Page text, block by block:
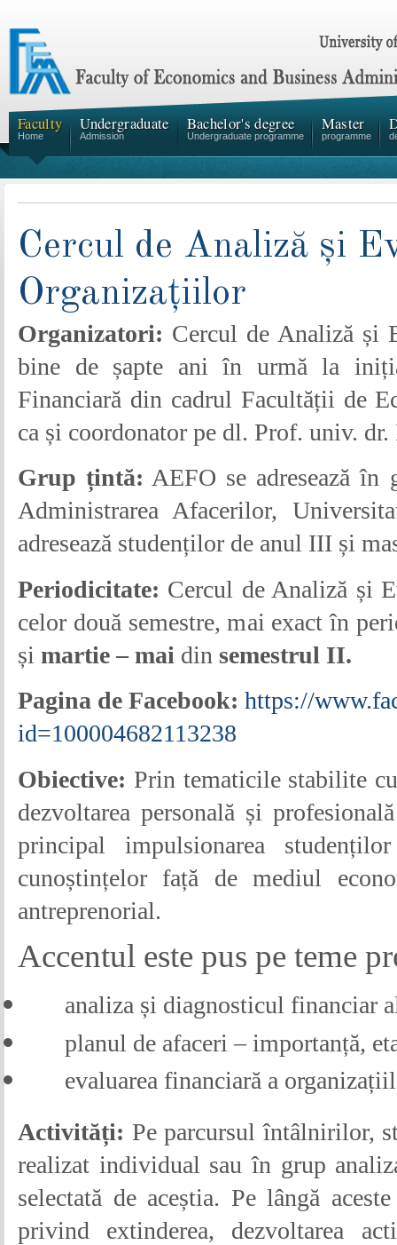
Faculty
Home
Undergraduate
Admission
Bachelor's degree
Undergraduate programme
Master
programme
Cercul de Analiză și
Organizațiilor
Organizatori: Cercul de Analiză și
bine de șapte ani în urmă la
Financiară din cadrul Facultății de
ca și coordonator pe dl. Prof. univ.
Grup țintă: AEFO se adresează în
Administrarea Afacerilor,
adresează studenților de anul III și
Periodicitate: Cercul de Analiză și
celor două semestre, mai exact în
și martie – mai din semestrul II.
Pagina de Facebook: https://
id=100004682113238
Obiective: Prin tematicile stabilite
dezvoltarea personală și
principal impulsionarea
cunoștințelor față de mediul
antreprenorial.
Accentul este pus pe teme
analiza și diagnosticul financiar
planul de afaceri – importanță,
evaluarea financiară a
Activități: Pe parcursul întâlnirilor,
realizat individual sau în grup
selectată de aceștia. Pe lângă
privind extinderea, dezvoltarea